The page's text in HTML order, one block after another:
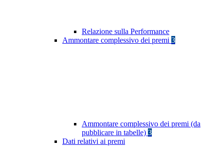
Relazione sulla Performance
Ammontare complessivo dei premi 3
Ammontare complessivo dei premi (da
pubblicare in tabelle) 3
Dati relativi ai premi